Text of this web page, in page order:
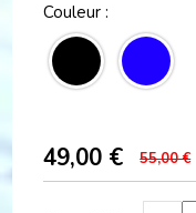
Couleur :
49,00 € 55,00 €